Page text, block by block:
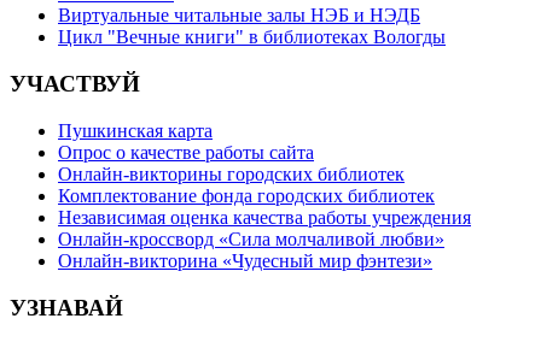
Виртуальные читальные залы НЭБ и НЭДБ
Цикл "Вечные книги" в библиотеках Вологды
УЧАСТВУЙ
Пушкинская карта
Опрос о качестве работы сайта
Онлайн-викторины городских библиотек
Комплектование фонда городских библиотек
Независимая оценка качества работы учреждения
Онлайн-кроссворд «Сила молчаливой любви»
Онлайн-викторина «Чудесный мир фэнтези»
УЗНАВАЙ